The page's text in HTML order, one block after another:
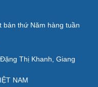
truyện đêm khuya
chuyện cho bé
giống tâm hồn
bản thứ Năm hàng tuần
Thị Khanh, Giang
NAM